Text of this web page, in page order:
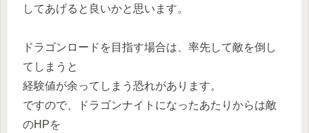
してあげると良いかと思います。
ドラゴンロードを目指す場合は、率先して敵を倒し
てしまうと
経験値が余ってしまう恐れがあります。
ですので、ドラゴンナイトになったあたりからは敵
のHPを